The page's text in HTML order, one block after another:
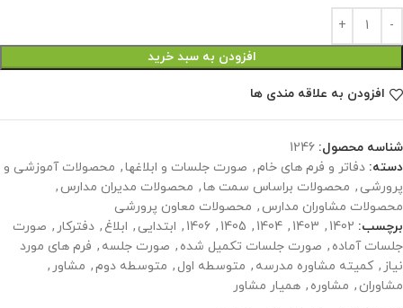
افزودن به سبد خرید
افزودن به علاقه مندی ها
شناسه محصول: 1246
دسته: دفاتر و فرم های خام, صورت جلسات و ابلاغها, محصولات آموزشی و
پرورشی , محصولات براساس سمت ها, محصولات مدیران مدارس ,
محصولات مشاوران مدارس , محصولات معاون پرورشی
برچسب: 1402
,
1403
,
1404
,
1405
,
1406
, ابتدایی , ابلاغ , دفترکار , صورت
جلسات آماده , صورت جلسات تکمیل شده , صورت جلسه , فرم های مورد
نیاز , کمیته مشاوره مدرسه , متوسطه اول , متوسطه دوم, مشاور ,
مشاوران , مشاوره , همیار مشاور